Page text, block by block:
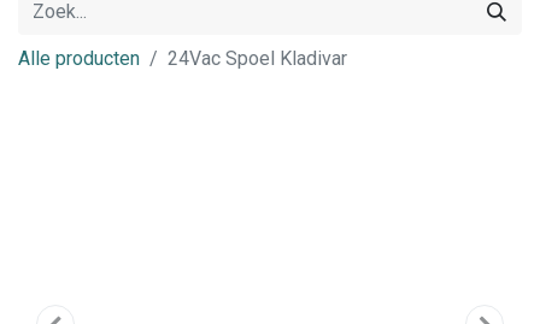
Alle producten 24Vac Spoel Kladivar